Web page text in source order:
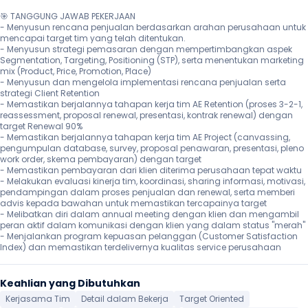
🎯 TANGGUNG JAWAB PEKERJAAN
- Menyusun rencana penjualan berdasarkan arahan perusahaan untuk
mencapai target tim yang telah ditentukan.
- Menyusun strategi pemasaran dengan mempertimbangkan aspek
Segmentation, Targeting, Positioning (STP), serta menentukan marketing
mix (Product, Price, Promotion, Place)
- Menyusun dan mengelola implementasi rencana penjualan serta
strategi Client Retention
- Memastikan berjalannya tahapan kerja tim AE Retention (proses 3-2-1,
reassessment, proposal renewal, presentasi, kontrak renewal) dengan
target Renewal 90%
- Memastikan berjalannya tahapan kerja tim AE Project (canvassing,
pengumpulan database, survey, proposal penawaran, presentasi, pleno
work order, skema pembayaran) dengan target
- Memastikan pembayaran dari klien diterima perusahaan tepat waktu
- Melakukan evaluasi kinerja tim, koordinasi, sharing informasi, motivasi,
pendampingan dalam proses penjualan dan renewal, serta memberi
advis kepada bawahan untuk memastikan tercapainya target
- Melibatkan diri dalam annual meeting dengan klien dan mengambil
peran aktif dalam komunikasi dengan klien yang dalam status "merah"
- Menjalankan program kepuasan pelanggan (Customer Satisfaction
Index) dan memastikan terdelivernya kualitas service perusahaan
Keahlian yang Dibutuhkan
Kerjasama Tim Detail dalam Bekerja Target Oriented